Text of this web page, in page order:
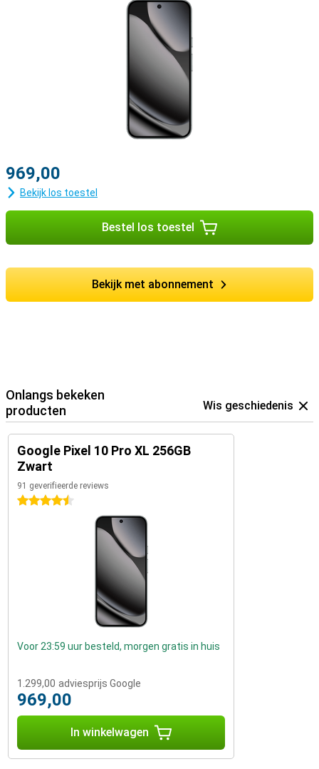
969,00
Bekijk los toestel
Bestel los toestel
Bekijk met abonnement
Onlangs bekeken
producten
Wis geschiedenis
Google Pixel 10 Pro XL 256GB
Zwart
91 geverifieerde reviews
4.5 sterren
Voor 23:59 uur besteld, morgen gratis in huis
1.299,00 adviesprijs Google
969,00
In winkelwagen